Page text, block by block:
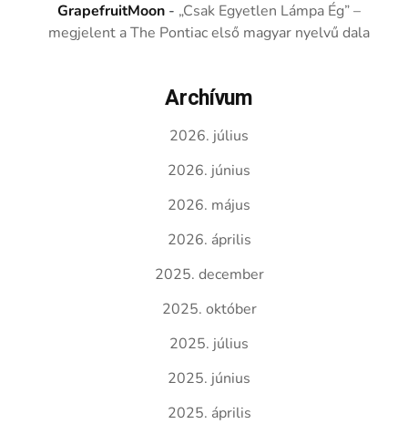
GrapefruitMoon - „Csak Egyetlen Lámpa Ég” –
megjelent a The Pontiac első magyar nyelvű dala
Archívum
2026. július
2026. június
2026. május
2026. április
2025. december
2025. október
2025. július
2025. június
2025. április